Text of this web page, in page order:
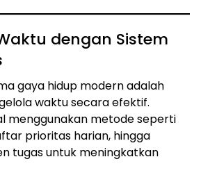
dengan Sistem
gaya hidup modern adalah
waktu secara efektif.
menggunakan metode seperti
prioritas harian, hingga
tugas untuk meningkatkan